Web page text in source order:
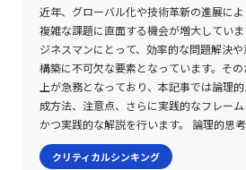
根拠、因果関係に問題がないかを客観的
論理的思考が情報を筋道立てて組み立てる
ティカルシンキングは、その筋道や前提
直す力だと整理できる。 さらに、既存の
しい視点や解決策を考える水平思考も、
る。 論理的思考、クリティカルシンキン
一つだけを使うものではない。論理的に整
証しながら、必要に応じて新しい選択肢
ジネス課題に対応しやすくなる。 論理的思考力の鍛え方と注意点
な成果にとどまらず、長期的な競争優位
力であり、情報の過剰摂取が常態化する現
り一層の重要性を帯びる。本質を見抜く
姿勢、そして問い直すプロセスから成り
下のプロセスを経る。まず、目に見える
そのもののパターンや変化に気づく。次
繰り返し、表面的な理由の背後にある深層
に、“どうなっているのか？”という視点
部に観察し、単なる現象の繰り返しではな
近年、グローバル化や技術革新の進展に
複雑な課題に直面する機会が増大してい
ジネスマンにとって、効率的な問題解決
構築に不可欠な要素となっています。そ
上が急務となっており、本記事では論理
成方法、注意点、さらに実践的なフレー
かつ実践的な解説を行います。 論理的思考力とは 論理的思考力と
は、物事の本質や関係性を明確に捉え、
論を導く能力を指します。現代のビジネス
クリティカルシンキング